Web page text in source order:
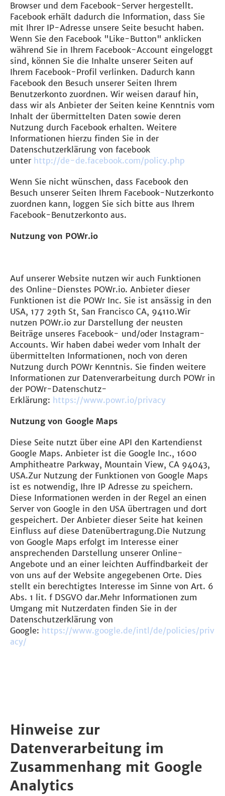
Browser und dem Facebook-Server hergestellt.
Facebook erhält dadurch die Information, dass Sie
mit Ihrer IP-Adresse unsere Seite besucht haben.
Wenn Sie den Facebook "Like-Button" anklicken
während Sie in Ihrem Facebook-Account eingeloggt
sind, können Sie die Inhalte unserer Seiten auf
Ihrem Facebook-Profil verlinken. Dadurch kann
Facebook den Besuch unserer Seiten Ihrem
Benutzerkonto zuordnen. Wir weisen darauf hin,
dass wir als Anbieter der Seiten keine Kenntnis vom
Inhalt der übermittelten Daten sowie deren
Nutzung durch Facebook erhalten. Weitere
Informationen hierzu finden Sie in der
Datenschutzerklärung von facebook
unter http://de-de.facebook.com/policy.php
Wenn Sie nicht wünschen, dass Facebook den
Besuch unserer Seiten Ihrem Facebook-Nutzerkonto
zuordnen kann, loggen Sie sich bitte aus Ihrem
Facebook-Benutzerkonto aus.
Nutzung von POWr.io
Auf unserer Website nutzen wir auch Funktionen
des Online-Dienstes POWr.io. Anbieter dieser
Funktionen ist die POWr Inc. Sie ist ansässig in den
USA, 177 29th St, San Francisco CA, 94110.Wir
nutzen POWr.io zur Darstellung der neusten
Beiträge unseres Facebook- und/oder Instagram-
Accounts. Wir haben dabei weder vom Inhalt der
übermittelten Informationen, noch von deren
Nutzung durch POWr Kenntnis. Sie finden weitere
Informationen zur Datenverarbeitung durch POWr in
der POWr-Datenschutz-
Erklärung: https://www.powr.io/privacy
Nutzung von Google Maps
Diese Seite nutzt über eine API den Kartendienst
Google Maps. Anbieter ist die Google Inc., 1600
Amphitheatre Parkway, Mountain View, CA 94043,
USA.Zur Nutzung der Funktionen von Google Maps
ist es notwendig, Ihre IP Adresse zu speichern.
Diese Informationen werden in der Regel an einen
Server von Google in den USA übertragen und dort
gespeichert. Der Anbieter dieser Seite hat keinen
Einfluss auf diese Datenübertragung.Die Nutzung
von Google Maps erfolgt im Interesse einer
ansprechenden Darstellung unserer Online-
Angebote und an einer leichten Auffindbarkeit der
von uns auf der Website angegebenen Orte. Dies
stellt ein berechtigtes Interesse im Sinne von Art. 6
Abs. 1 lit. f DSGVO dar.Mehr Informationen zum
Umgang mit Nutzerdaten finden Sie in der
Datenschutzerklärung von
Google: https://www.google.de/intl/de/policies/priv
acy/
Hinweise zur
Datenverarbeitung im
Zusammenhang mit Google
Analytics